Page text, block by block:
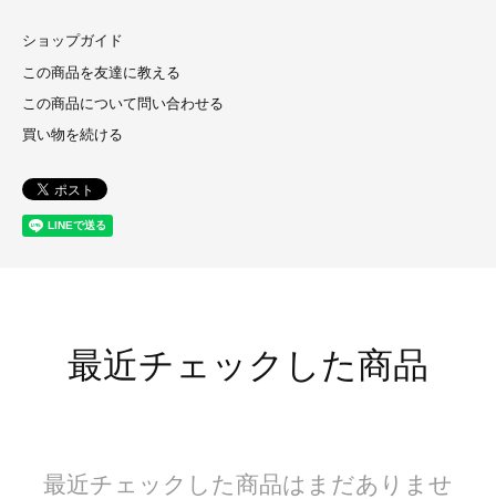
ショップガイド
この商品を友達に教える
この商品について問い合わせる
買い物を続ける
最近チェックした商品
最近チェックした商品はまだありませ